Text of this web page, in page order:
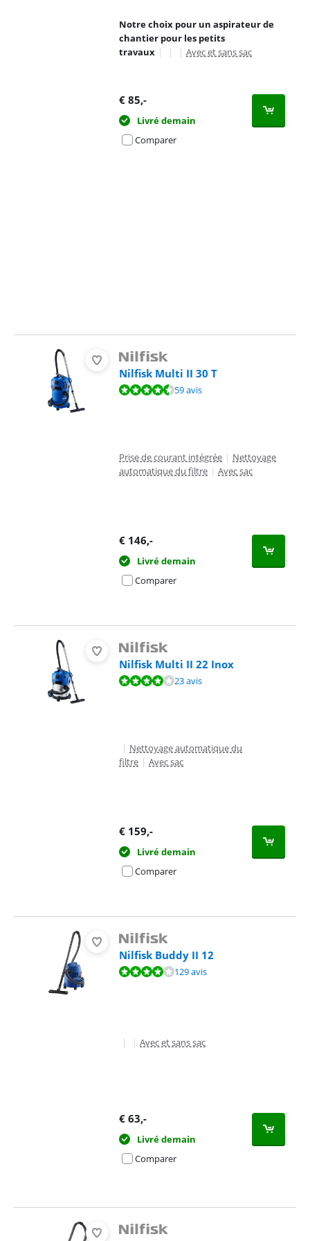
Notre choix pour un aspirateur de
chantier pour les petits
travaux | | | Avec et sans sac
€ 85,-
Livré demain
Comparer
Nilfisk Multi II 30 T
La note est de 8,9 sur 10, basée sur 59 avis.59 avis
Prise de courant intégrée | Nettoyage
automatique du filtre | Avec sac
€ 146,-
Livré demain
Comparer
Nilfisk Multi II 22 Inox
La note est de 8,2 sur 10, basée sur 23 avis.23 avis
| Nettoyage automatique du
filtre | Avec sac
€ 159,-
Livré demain
Comparer
Nilfisk Buddy II 12
La note est de 8,3 sur 10, basée sur 129 avis.129 avis
| | Avec et sans sac
€ 63,-
Livré demain
Comparer